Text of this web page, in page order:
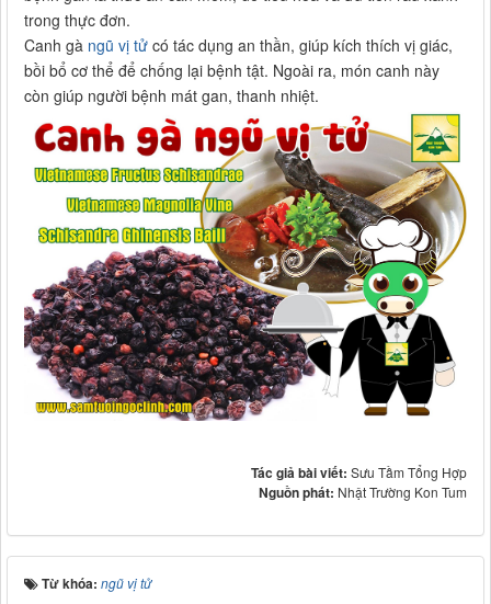
trong thực đơn.
Canh gà ngũ vị tử có tác dụng an thần, giúp kích thích vị giác,
bồi bổ cơ thể để chống lại bệnh tật. Ngoài ra, món canh này
còn giúp người bệnh mát gan, thanh nhiệt.
Tác giả bài viết: Sưu Tầm Tổng Hợp
Nguồn phát: Nhật Trường Kon Tum
Từ khóa: ngũ vị tử